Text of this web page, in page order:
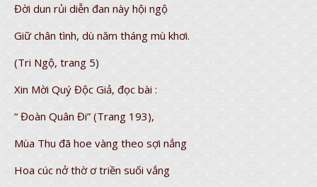
Đời dun rủi diễn đan này hội ngộ
Giữ chân tình, dù năm tháng mù khơi.
(Tri Ngộ, trang 5)
Xin Mời Quý Độc Giả, đọc bài :
“ Đoàn Quân Đi” (Trang 193),
Mùa Thu đã hoe vàng theo sợi nắng
Hoa cúc nở thờ ơ triền suối vắng